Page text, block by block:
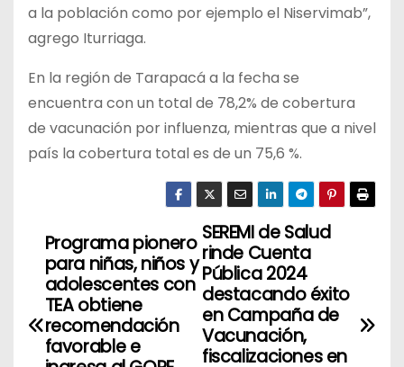
a la población como por ejemplo el Niservimab”,
agrego Iturriaga.
En la región de Tarapacá a la fecha se
encuentra con un total de 78,2% de cobertura
de vacunación por influenza, mientras que a nivel
país la cobertura total es de un 75,6 %.
N
v
SEREMI de Salud
rinde Cuenta
Pública 2024
destacando éxito
en Campaña de
Vacunación,
fiscalizaciones en
Programa pionero
para niñas, niños y
adolescentes con
TEA obtiene
recomendación
favorable e